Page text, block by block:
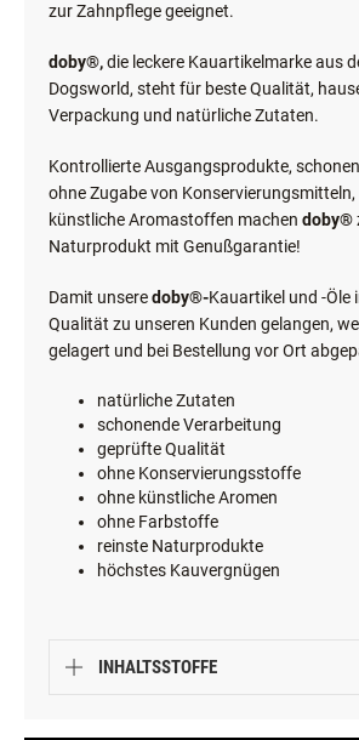
zur Zahnpflege geeignet.
doby®,die leckere Kauartikelmarke aus
Dogsworld, steht für beste Qualität,
Verpackung und natürliche Zutaten.
Kontrollierte Ausgangsprodukte,
ohne Zugabe von Konservierungsmitteln,
künstliche Aromastoffen machen doby®
Naturprodukt mit Genußgarantie!
Damit unseredoby®-Kauartikel und -Öle
Qualität zu unseren Kunden gelangen,
gelagert und bei Bestellung vor Ort
natürliche Zutaten
schonende Verarbeitung
geprüfte Qualität
ohne Konservierungsstoffe
ohne künstliche Aromen
ohne Farbstoffe
reinste Naturprodukte
höchstes Kauvergnügen
INHALTSSTOFFE